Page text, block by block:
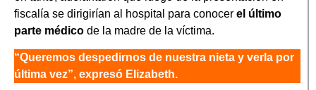
fiscalía se dirigirían al hospital para conocer el último
parte médico de la madre de la víctima.
“Queremos despedirnos de nuestra nieta y verla por
última vez”, expresó Elizabeth.